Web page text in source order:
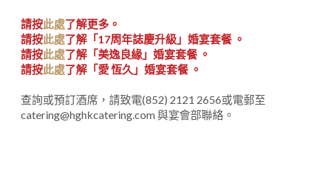
請按此處了解更多。
請按此處了解「17周年誌慶升級」婚宴套餐 。
請按此處了解「美逸良緣」婚宴套餐 。
請按此處了解「愛 恆久」婚宴套餐 。
查詢或預訂酒席，請致電(852) 2121 2656或電郵至
catering@hghkcatering.com與宴會部聯絡。